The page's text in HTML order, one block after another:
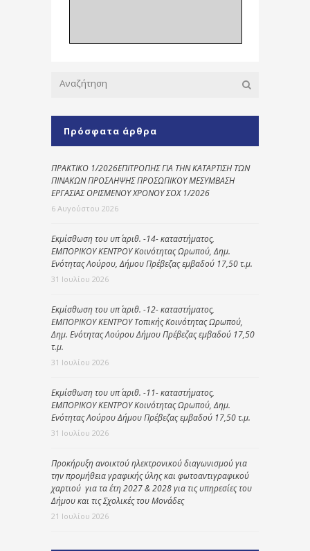
Πρόσφατα άρθρα
ΠΡΑΚΤΙΚΟ 1/2026ΕΠΙΤΡΟΠΗΣ ΓΙΑ ΤΗΝ ΚΑΤΑΡΤΙΣΗ ΤΩΝ
ΠΙΝΑΚΩΝ ΠΡΟΣΛΗΨΗΣ ΠΡΟΣΩΠΙΚΟΥ ΜΕΣΥΜΒΑΣΗ
ΕΡΓΑΣΙΑΣ ΟΡΙΣΜΕΝΟΥ ΧΡΟΝΟΥ ΣΟΧ 1/2026
6 Αυγούστου 2026
Εκμίσθωση του υπ΄ αριθ. -14- καταστήματος,
ΕΜΠΟΡΙΚΟΥ ΚΕΝΤΡΟΥ Κοινότητας Ωρωπού, Δημ.
Ενότητας Λούρου, Δήμου Πρέβεζας εμβαδού 17,50 τ.μ.
31 Ιουλίου 2026
Εκμίσθωση του υπ΄ αριθ. -12- καταστήματος,
ΕΜΠΟΡΙΚΟΥ ΚΕΝΤΡΟΥ Τοπικής Κοινότητας Ωρωπού,
Δημ. Ενότητας Λούρου Δήμου Πρέβεζας εμβαδού 17,50
τ.μ.
31 Ιουλίου 2026
Εκμίσθωση του υπ΄ αριθ. -11- καταστήματος,
ΕΜΠΟΡΙΚΟΥ ΚΕΝΤΡΟΥ Κοινότητας Ωρωπού, Δημ.
Ενότητας Λούρου Δήμου Πρέβεζας εμβαδού 17,50 τ.μ.
31 Ιουλίου 2026
Προκήρυξη ανοικτού ηλεκτρονικού διαγωνισμού για
την προμήθεια γραφικής ύλης και φωτοαντιγραφικού
χαρτιού για τα έτη 2027 & 2028 για τις υπηρεσίες του
Δήμου και τις Σχολικές του Μονάδες
21 Ιουλίου 2026